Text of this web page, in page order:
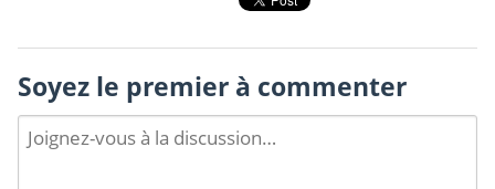
Soyez le premier à commenter